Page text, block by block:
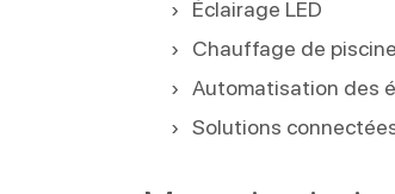
Éclairage LED
Chauffage de piscine
Automatisation des
Solutions